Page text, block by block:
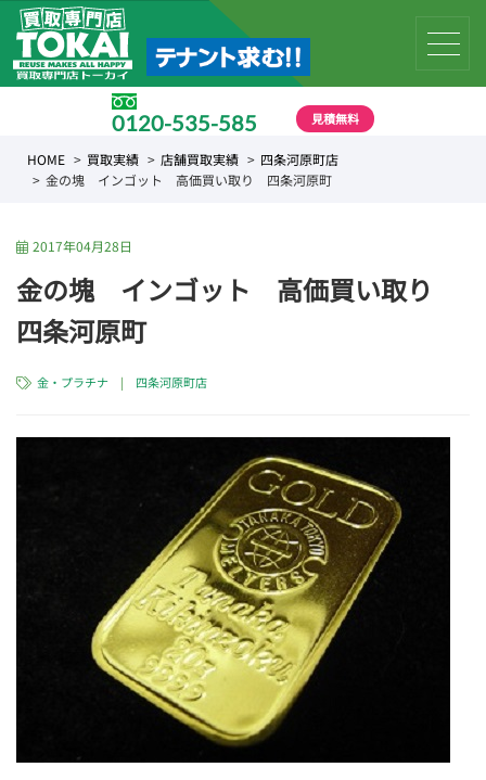
0120-535-585 見積無料
HOME 買取実績 店舗買取実績
四条河原町店
金の塊 インゴット 高価買い取り 四条河原町
2017年04月28日
金の塊 インゴット 高価買い取り
四条河原町
金・プラチナ | 四条河原町店